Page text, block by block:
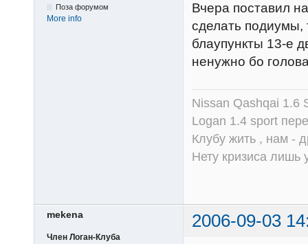
Поза форумом
More info
Вчера поставил
сделать подиумы,
блаупункты 13-е
ненужно бо
Nissan Qashqai 1.6
Logan 1.4 sport
Клубу жить , нам -
Нету кризиса
mekena 2006-09-03
Член Логан-Клуба